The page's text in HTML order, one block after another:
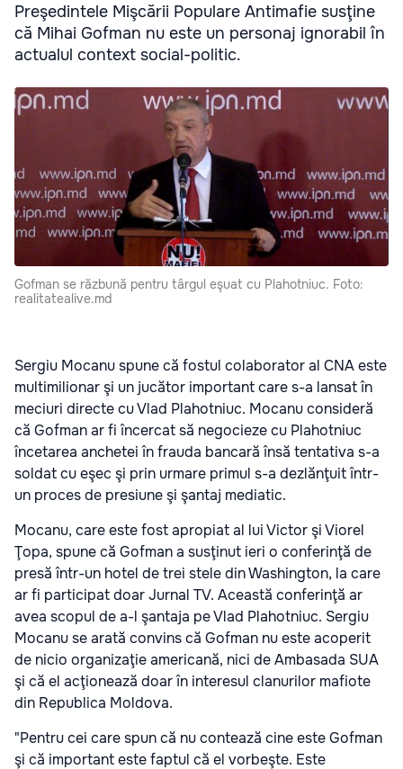
Preşedintele Mişcării Populare Antimafie susţine
că Mihai Gofman nu este un personaj ignorabil în
actualul context social-politic.
Gofman se răzbună pentru târgul eşuat cu Plahotniuc. Foto:
realitatealive.md
Sergiu Mocanu spune că fostul colaborator al CNA este
multimilionar şi un jucător important care s-a lansat în
meciuri directe cu Vlad Plahotniuc. Mocanu consideră
că Gofman ar fi încercat să negocieze cu Plahotniuc
încetarea anchetei în frauda bancară însă tentativa s-a
soldat cu eşec şi prin urmare primul s-a dezlănţuit într-
un proces de presiune şi şantaj mediatic.
Mocanu, care este fost apropiat al lui Victor şi Viorel
Ţopa, spune că Gofman a susţinut ieri o conferinţă de
presă într-un hotel de trei stele din Washington, la care
ar fi participat doar Jurnal TV. Această conferinţă ar
avea scopul de a-l şantaja pe Vlad Plahotniuc. Sergiu
Mocanu se arată convins că Gofman nu este acoperit
de nicio organizaţie americană, nici de Ambasada SUA
şi că el acţionează doar în interesul clanurilor mafiote
din Republica Moldova.
"Pentru cei care spun că nu contează cine este Gofman
şi că important este faptul că el vorbeşte. Este